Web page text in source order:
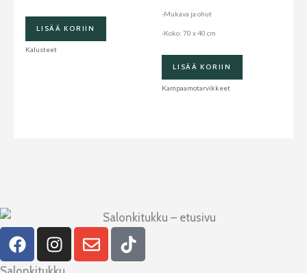
LISÄÄ KORIIN
Kalusteet
-Mukava ja ohut
-Koko: 70 x 40 cm
LISÄÄ KORIIN
Kampaamotarvikkeet
F
a
I
n
E
n
T
i